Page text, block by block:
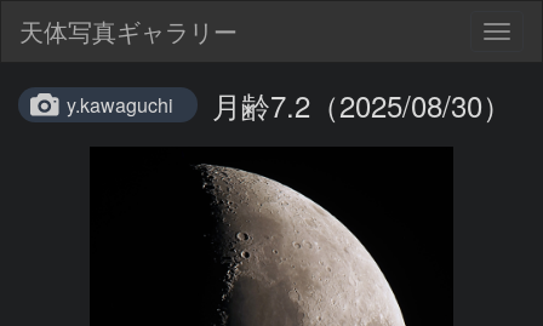
天体写真ギャラリー
y.kawaguchi 月齢7.2（2025/08/30）